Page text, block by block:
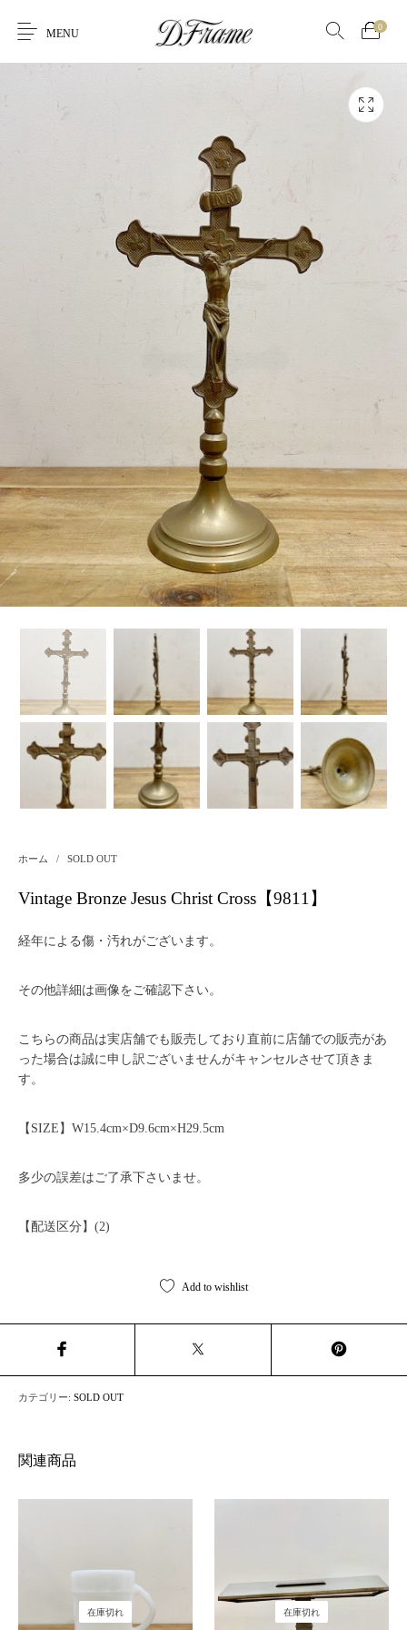
MENU
0
ホーム / SOLD OUT
Vintage Bronze Jesus Christ Cross【9811】
経年による傷・汚れがございます。
その他詳細は画像をご確認下さい。
こちらの商品は実店舗でも販売しており直前に店舗での販売があ
った場合は誠に申し訳ございませんがキャンセルさせて頂きま
す。
【SIZE】W15.4cm×D9.6cm×H29.5cm
多少の誤差はご了承下さいませ。
【配送区分】(2)
Add to wishlist
カテゴリー:SOLD OUT
関連商品
在庫切れ 在庫切れ